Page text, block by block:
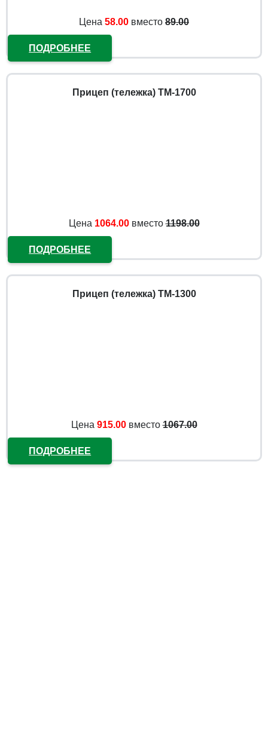
Цена 58.00 вместо 89.00
ПОДРОБНЕЕ
Прицеп (тележка) ТМ-1700
Цена 1064.00вместо1198.00
ПОДРОБНЕЕ
Прицеп (тележка) ТМ-1300
Цена 915.00вместо1067.00
ПОДРОБНЕЕ